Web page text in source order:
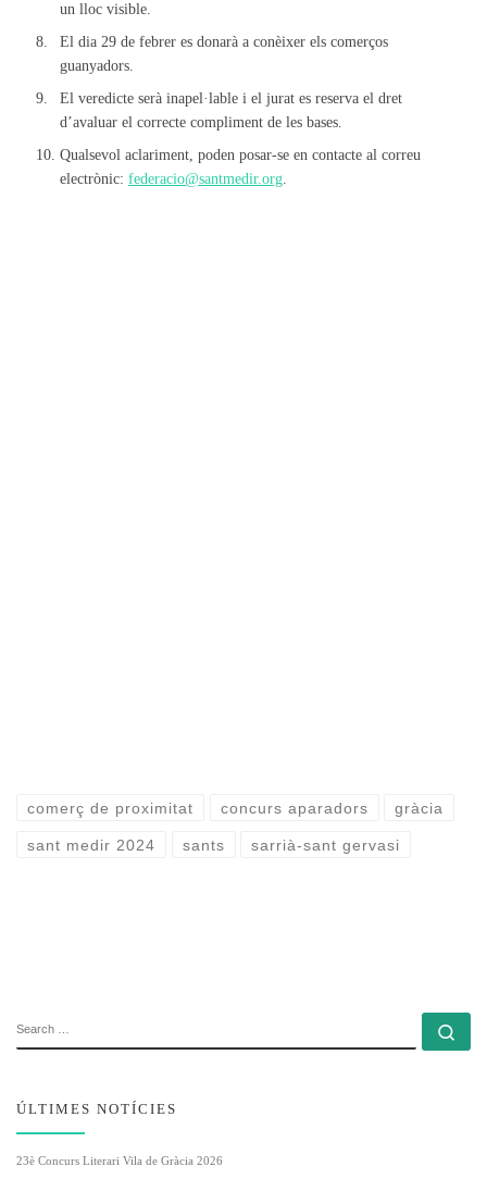
un lloc visible.
El dia 29 de febrer es donarà a conèixer els comerços
guanyadors.
El veredicte serà inapel·lable i el jurat es reserva el dret
d’avaluar el correcte compliment de les bases.
Qualsevol aclariment, poden posar-se en contacte al correu
electrònic: federacio@santmedir.org.
comerç de proximitat concurs aparadors gràcia
sant medir 2024 sants sarrià-sant gervasi
ÚLTIMES NOTÍCIES
23è Concurs Literari Vila de Gràcia 2026